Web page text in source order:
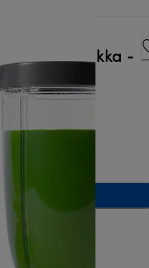
4 tartozékka -
17500 Ft